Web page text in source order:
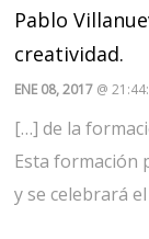
Pablo
creatividad.
ENE 08, 2017 @
[…] de la
Esta formación
y se celebrará